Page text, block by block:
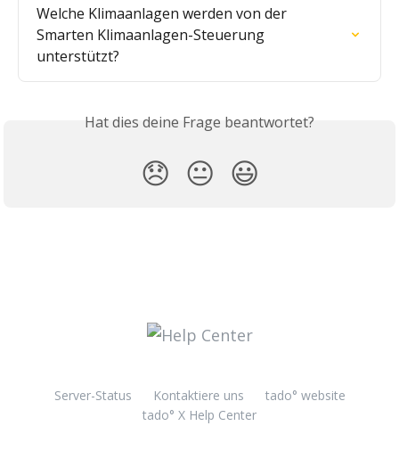
Welche Klimaanlagen werden von der
Smarten Klimaanlagen-Steuerung
unterstützt?
Hat dies deine Frage beantwortet?
😞 😐 😃
Server-Status Kontaktiere uns
tado° website
tado° X Help Center